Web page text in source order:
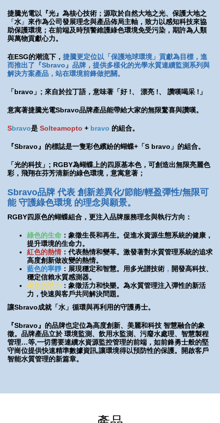
捷騰光電以『光』 為核心技術；源取於自然大地之光、保護大地之
『水』 來作為公司發展理念與產品佈局主軸，致力以感知科技來協
助保護環境；在前端及時預警維護綠色環境免受污染，期許為人類
與萬物貢獻心力。
在ESG的潮流下， 捷騰更定位以「保護地球環境」貢獻為目標，進
而推出了『Sbravo』品牌，提供多樣化的光學水質連續監測系列與
解決方案產品，站在環境前鋒做把關。
「bravo」; 來自於拉丁語，意味著「好 !、 漂亮 !、 讚嘆喝采 !」
意寓著捷騰光電Sbravo品牌產品能帶給大家的無限驚喜與讚嘆。
Sbravo是 Solteamopto + bravo 的組合。
『Sbravo』的標誌是一隻彩色繽紛的蝴蝶+「S bravo」的組合。
「光的科技」; RGBY為蝴蝶上的四原基本色，可創造出無限亮麗色
彩，飛翔在芬芳清新的綠色環境，意寓意著；
Sbravo品牌 代表 創新差異化/節能/輕盈彈性/無限可
能 守護綠色環境 的理念與願景。
RGBY四原色的蝴蝶組合，更注入品牌服務理念與執行方向：
綠色的生命 ：象徵生長和再生。 促進水資源生態系統的健康，
提升環境的生命力。
紅色的熱情 ：代表熱情和變革。激發著對水質管理系統的追求
高度創新做改變的熱情。
藍色的寧靜 ：展現穩定和智慧。用多光譜技術 ， 開發高科技、
穩定信賴水質感測器。
黃色的活力 ：象徵活力和快樂。 為水質管理注入彈性的新活
力，快速與客戶共同解決問題。
讓Sbravo成就「水」 循環與再利用的守護勇士。
『Sbravo』的品牌也定位為高度創新、美麗和科技 智慧融合的象
徵。 品牌產品立於 環境監測、飲用水監測、污廢水處理、智慧製程
管理…等,一切需要連續水資源監控管理的前端，如前鋒勇士般的堅
守崗位提供快速精準數據資訊,讓環境得以預防性的保護。開啟客戶
智能水質管理的新篇章。